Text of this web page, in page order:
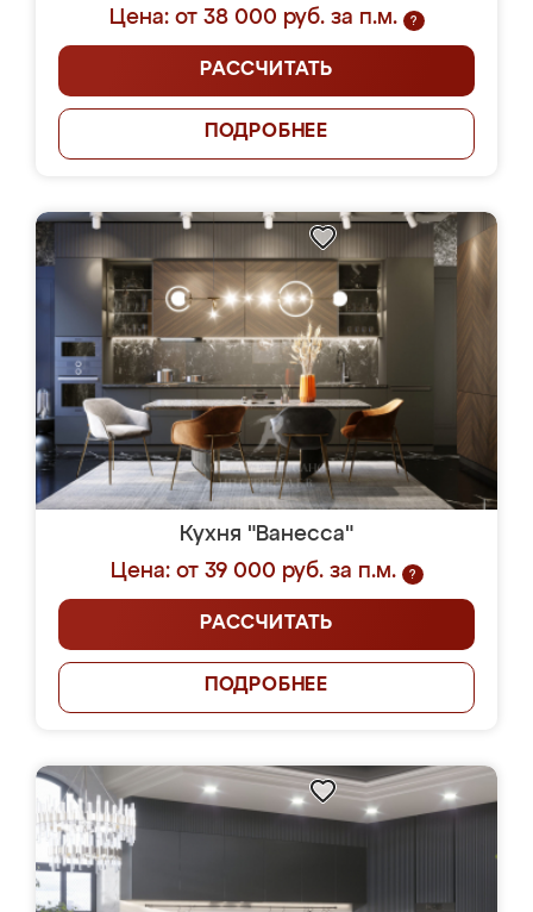
Цена: от 38 000 руб. за п.м.
?
РАССЧИТАТЬ
ПОДРОБНЕЕ
Кухня "Ванесса"
Цена: от 39 000 руб. за п.м.
?
РАССЧИТАТЬ
ПОДРОБНЕЕ